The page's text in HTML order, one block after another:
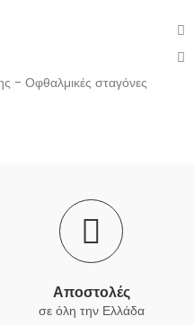
- Οφθαλμικές σταγόνες
Αποστολές
σε όλη την Ελλάδα